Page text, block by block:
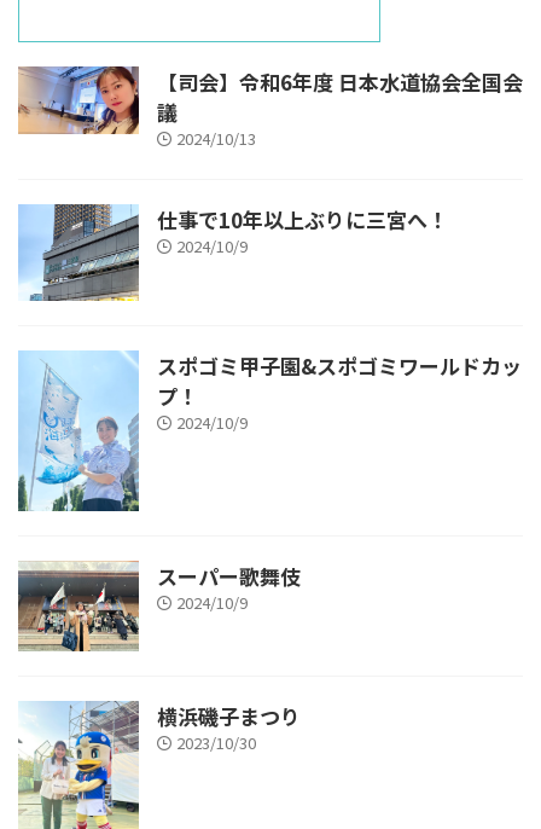
【司会】令和6年度 日本水道協会全国会
議
2024/10/13
仕事で10年以上ぶりに三宮へ！
2024/10/9
スポゴミ甲子園&スポゴミワールドカッ
プ！
2024/10/9
スーパー歌舞伎
2024/10/9
横浜磯子まつり
2023/10/30